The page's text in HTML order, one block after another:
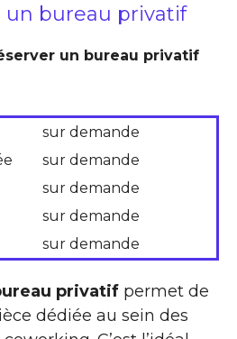
un bureau privatif
un bureau privatif
sur demande
sur demande
sur demande
sur demande
sur demande
privatif permet de
dédiée au sein des